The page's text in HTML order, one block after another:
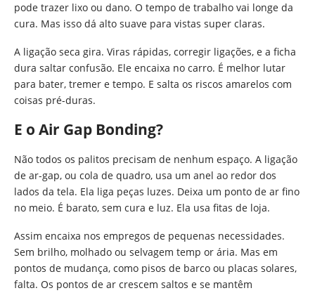
pode trazer lixo ou dano. O tempo de trabalho vai longe da
cura. Mas isso dá alto suave para vistas super claras.
A ligação seca gira. Viras rápidas, corregir ligações, e a ficha
dura saltar confusão. Ele encaixa no carro. É melhor lutar
para bater, tremer e tempo. E salta os riscos amarelos com
coisas pré-duras.
E o Air Gap Bonding?
Não todos os palitos precisam de nenhum espaço. A ligação
de ar-gap, ou cola de quadro, usa um anel ao redor dos
lados da tela. Ela liga peças luzes. Deixa um ponto de ar fino
no meio. É barato, sem cura e luz. Ela usa fitas de loja.
Assim encaixa nos empregos de pequenas necessidades.
Sem brilho, molhado ou selvagem temp or ária. Mas em
pontos de mudança, como pisos de barco ou placas solares,
falta. Os pontos de ar crescem saltos e se mantêm